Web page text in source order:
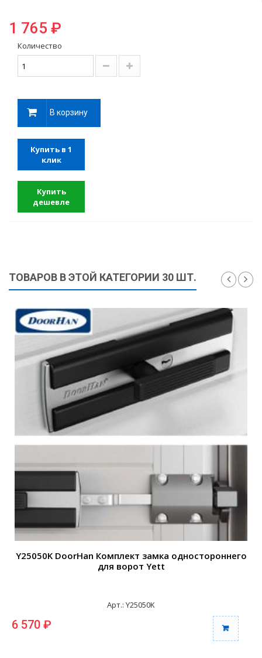
1 765 ₽
Количество
В корзину
Купить в 1
клик
Купить
дешевле
ТОВАРОВ В ЭТОЙ КАТЕГОРИИ 30 ШТ.
Y25050K DoorHan Комплект замка одностороннего
для ворот Yett
Арт.: Y25050K
6 570 ₽